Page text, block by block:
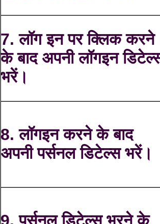
7. लॉग इन पर क्लिक करने
के बाद अपनी लॉगइन
भरें।
8. लॉगइन करने के बाद
अपनी पर्सनल डिटेल्स भरें।